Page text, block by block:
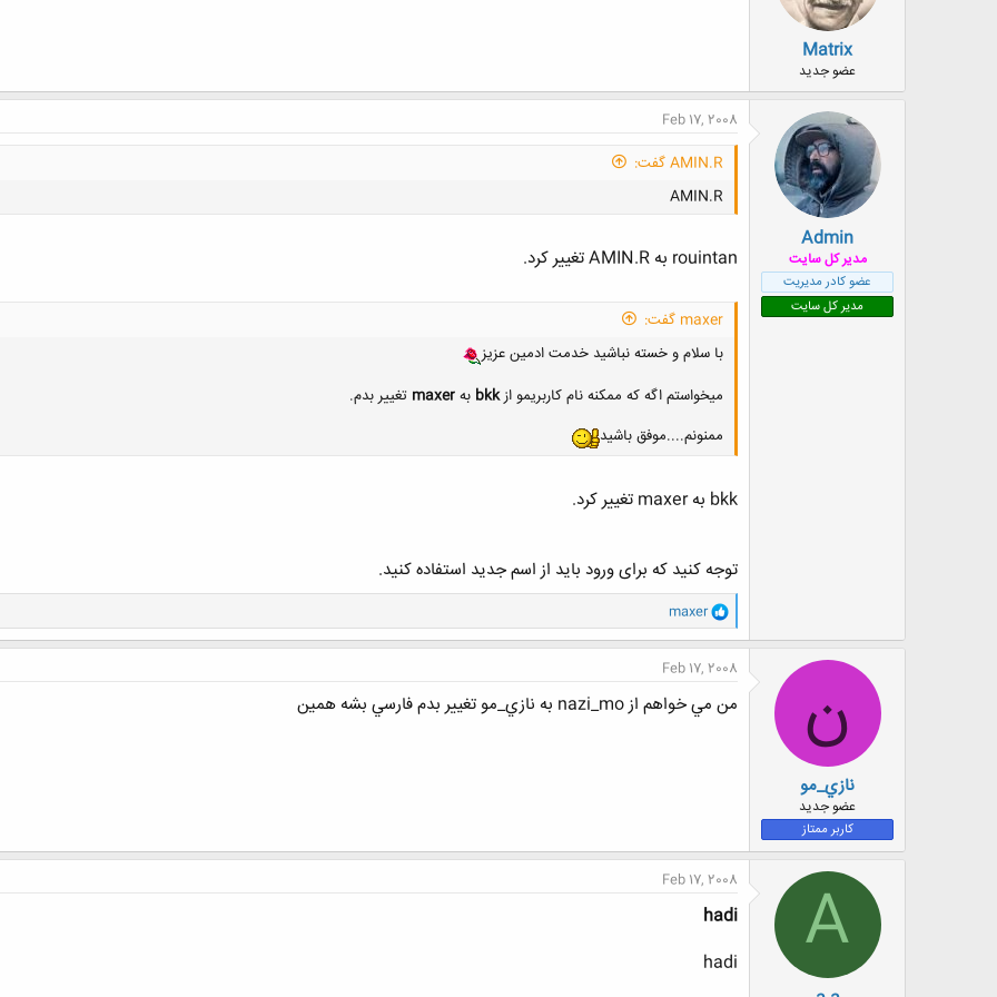
Matrix
عضو جدید
Admin
مدیر کل سایت
عضو کادر مدیریت
مدیر کل سایت
Feb 17, 2008
AMIN.R گفت:
AMIN.R
rouintan به AMIN.R تغییر کرد.
maxer گفت:
با سلام و خسته نباشید خدمت ادمین عزیز
میخواستم اگه که ممکنه نام کاربریمو ازbkk بهmaxer تغییر بدم.
ممنونم....موفق باشید
bkk به maxer تغییر کرد.
توجه کنید که برای ورود باید از اسم جدید استفاده کنید.
و
ا
ک
ن
ش
ه
ا
maxer
ن
نازي_مو
عضو جدید
کاربر ممتاز
Feb 17, 2008
من مي خواهم از nazi_mo به نازي_مو تغيير بدم فارسي بشه همين
A
Feb 17, 2008
hadi
hadi